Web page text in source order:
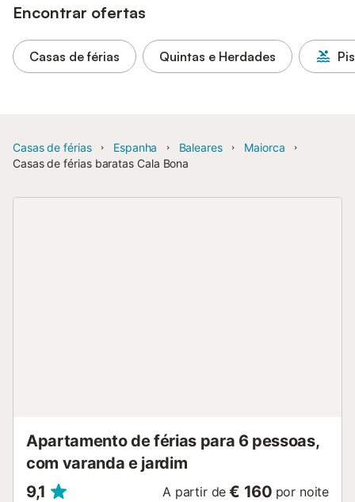
Encontrar ofertas
Casas de férias Quintas e Herdades
Casas de férias Espanha Baleares
Maiorca
Casas de férias baratas Cala Bona
Apartamento de férias para 6 pessoas,
com varanda e jardim
9,1
A partir de € 160 por noite